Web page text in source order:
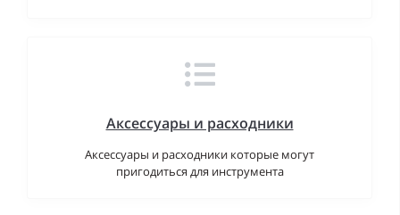
Аксессуары и расходники
Аксессуары и расходники которые могут
пригодиться для инструмента